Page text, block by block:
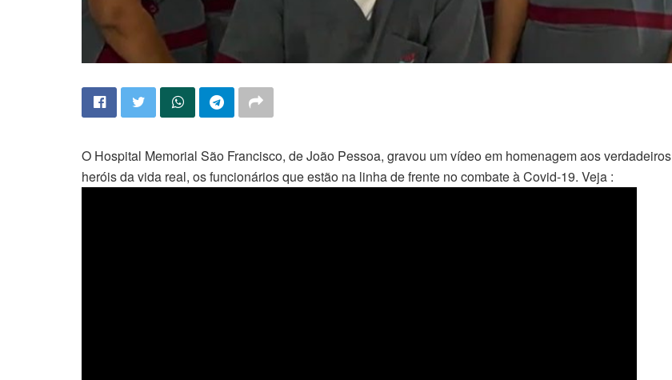
O Hospital Memorial São Francisco, de João Pessoa, gravou um vídeo em homenagem aos verdadeiros
heróis da vida real, os funcionários que estão na linha de frente no combate à Covid-19. Veja :